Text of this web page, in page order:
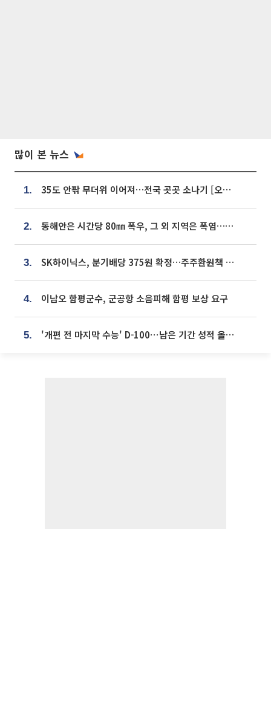
많이 본 뉴스
1. 35도 안팎 무더위 이어져…전국 곳곳 소나기 [오늘 날씨]
2. 동해안은 시간당 80㎜ 폭우, 그 외 지역은 폭염…‘극과 극 날씨’
3. SK하이닉스, 분기배당 375원 확정…주주환원책 9월로 앞당겨 발표
4. 이남오 함평군수, 군공항 소음피해 함평 보상 요구
5. '개편 전 마지막 수능' D-100⋯남은 기간 성적 올릴 전략은